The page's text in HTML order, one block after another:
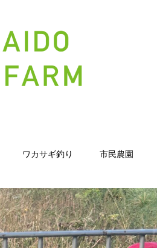
ワカサギ釣り 市民農園